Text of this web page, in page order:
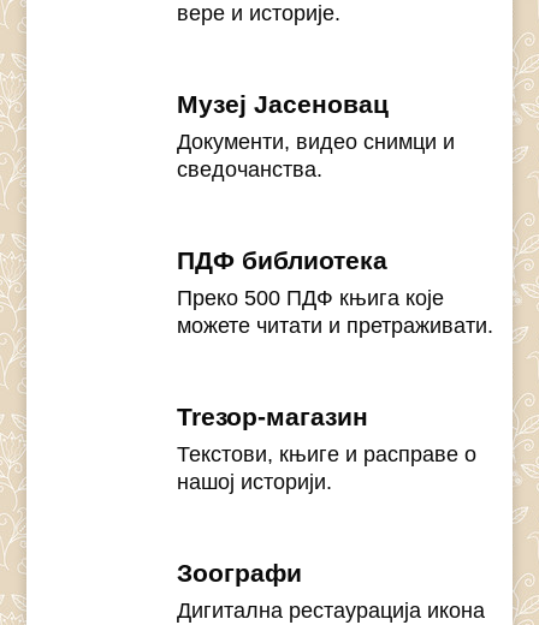
вере и историје.
Музеј Јасеновац
Документи, видео снимци и
сведочанства.
ПДФ библиотека
Преко 500 ПДФ књига које
можете читати и претраживати.
Treзор-магазин
Текстови, књиге и расправе о
нашој историји.
Зоографи
Дигитална рестаурација икона